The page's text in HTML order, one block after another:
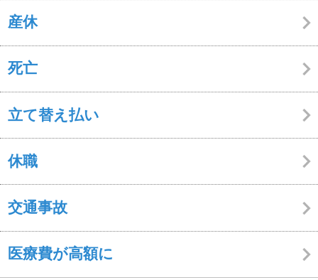
目的別検索
手続・申請
から探す から探す
資格確認書等の交付・再交付
結婚